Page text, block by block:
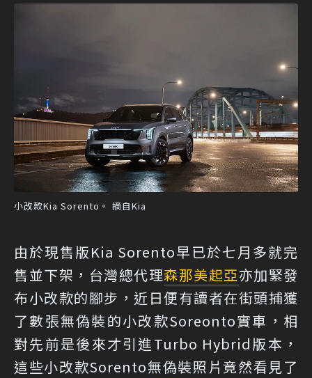
小改款Kia Sorento。 摘自Kia
由於現售版Kia Sorento早已於七月多就完
售並下架，台灣總代理森那美起亞亦加緊發
布小改款的腳步，近日便有讀者在街頭捕獲
了數張無偽裝的小改款Soreonto實車，相
對先前是後來才引進Turbo Hybrid版本，
這些小改款Sorento無偽裝照片竟然看見了